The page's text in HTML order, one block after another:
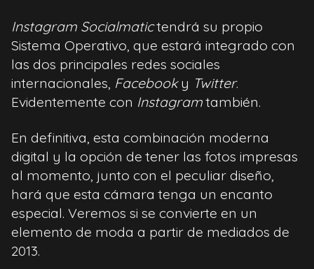
Instagram Socialmatictendrá su propio
Sistema Operativo, que estará integrado con
las dos principales redes sociales
internacionales, Facebooky Twitter.
Evidentemente con Instagramtambién.
En definitiva, esta combinación moderna
digital y la opción de tener las fotos impresas
al momento, junto con el peculiar diseño,
hará que esta cámara tenga un encanto
especial. Veremos si se convierte en un
elemento de moda a partir de mediados de
2013.